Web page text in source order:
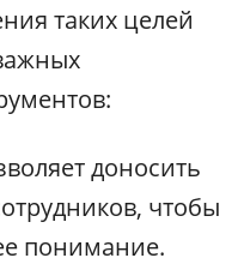
таких целей
доносить
чтобы
понимание.